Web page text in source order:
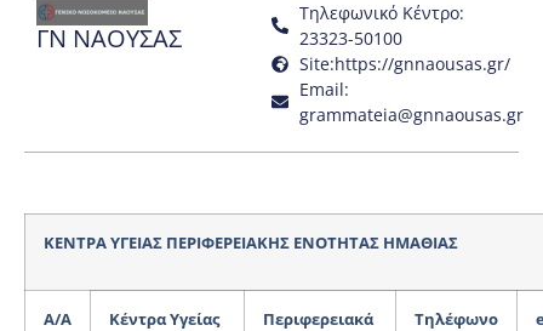
ΓΝ ΝΑΟΥΣΑΣ
Τηλεφωνικό Κέντρο:
23323-50100
Site:https://gnnaousas.gr/
Email:
grammateia@gnnaousas.gr
ΚΕΝΤΡΑ ΥΓΕΙΑΣ ΠΕΡΙΦΕΡΕΙΑΚΗΣ ΕΝΟΤΗΤΑΣ ΗΜΑΘΙΑΣ
Α/A Κέντρα Υγείας
Περιφερειακά
Τηλέφωνο